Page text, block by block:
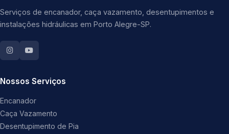
Serviços de encanador, caça vazamento, desentupimentos e
instalações hidráulicas em Porto Alegre-SP.
Nossos Serviços
Encanador
Caça Vazamento
Desentupimento de Pia